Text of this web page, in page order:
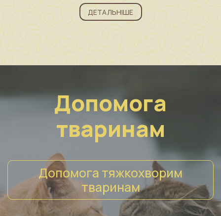
ДЕТАЛЬНІШЕ
Допомога
тваринам
Допомога тяжкохворим
тваринам